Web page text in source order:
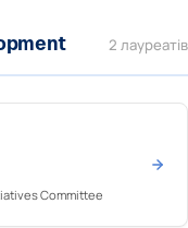
2 лауреатів
Committee